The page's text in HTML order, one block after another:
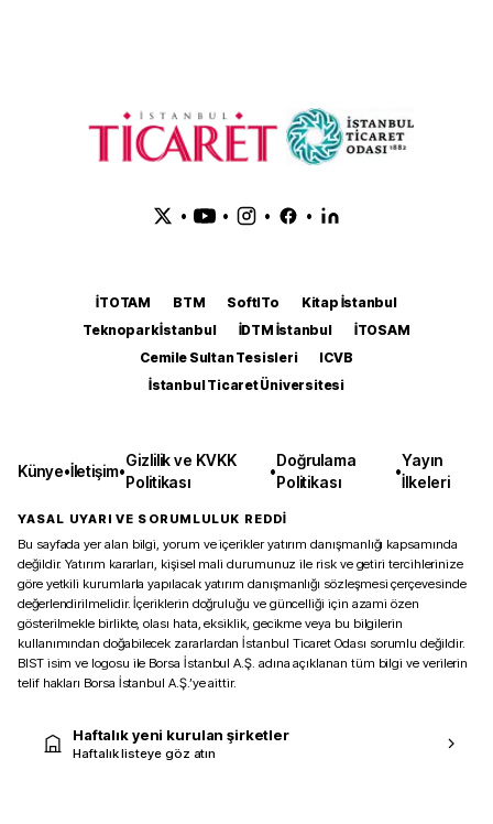
• • • •
İTOTAM BTM SoftITo
Kitap İstanbul
Teknopark İstanbul
İDTM İstanbul
İTOSAM
Cemile Sultan Tesisleri
ICVB
İstanbul Ticaret Üniversitesi
Künye•İletişim•
Gizlilik ve KVKK
Politikası
•
Doğrulama
Politikası
•
Yayın
İlkeleri
YASAL UYARI VE SORUMLULUK REDDİ
Bu sayfada yer alan bilgi, yorum ve içerikler yatırım danışmanlığı kapsamında
değildir. Yatırım kararları, kişisel mali durumunuz ile risk ve getiri tercihlerinize
göre yetkili kurumlarla yapılacak yatırım danışmanlığı sözleşmesi çerçevesinde
değerlendirilmelidir. İçeriklerin doğruluğu ve güncelliği için azami özen
gösterilmekle birlikte, olası hata, eksiklik, gecikme veya bu bilgilerin
kullanımından doğabilecek zararlardan İstanbul Ticaret Odası sorumlu değildir.
BIST isim ve logosu ile Borsa İstanbul A.Ş. adına açıklanan tüm bilgi ve verilerin
telif hakları Borsa İstanbul A.Ş.’ye aittir.
Haftalık yeni kurulan şirketler
Haftalık listeye göz atın